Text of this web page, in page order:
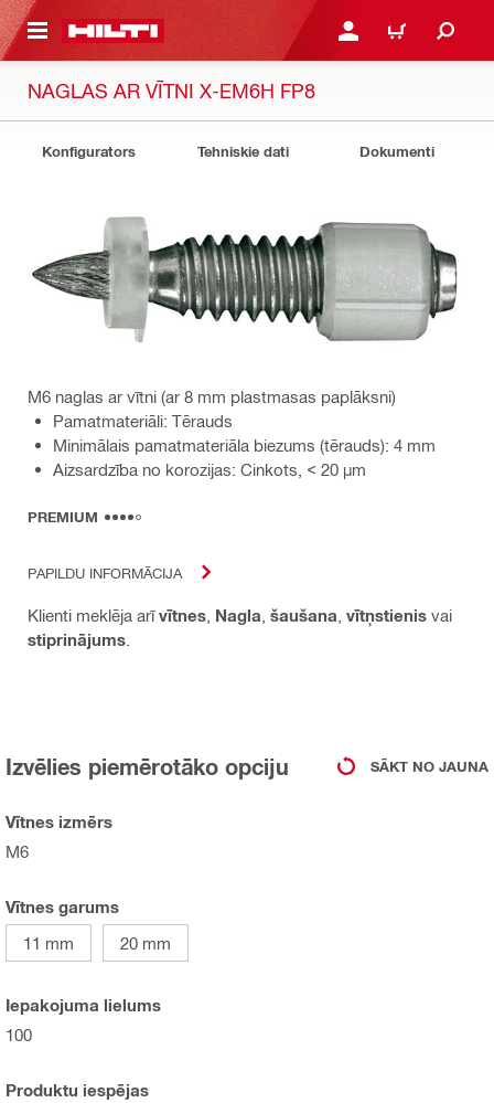
SATURU PIESLĒGTIES VAI
IEPIRKŠANĀS
NAGLAS AR VĪTNI X-EM6H FP8
Konfigurators Tehniskie dati Dokumenti
M6 naglas ar vītni (ar 8 mm plastmasas paplāksni)
Pamatmateriāli: Tērauds
Minimālais pamatmateriāla biezums (tērauds): 4 mm
Aizsardzība no korozijas: Cinkots, < 20 µm
PREMIUM
PAPILDU INFORMĀCIJA
Klienti meklēja arīvītnes Nagla šaušana vītņstienis vai
stiprinājums
Izvēlies piemērotāko opciju SĀKT NO JAUNA
Vītnes izmērs
M6
Vītnes garums
11 mm
20 mm
Iepakojuma lielums
100
Produktu iespējas